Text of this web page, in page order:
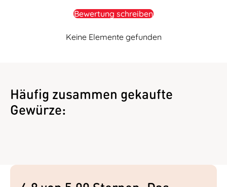
Bewertung schreiben
Keine Elemente gefunden
Häufig zusammen gekaufte
Gewürze: